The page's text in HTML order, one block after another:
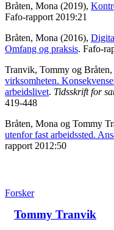
Bråten, Mona (2019),
Fafo-rapport 2019:21
Bråten, Mona (2016),
Omfang og praksis. Fafo-
Tranvik, Tommy og
virksomheten.
arbeidslivet. Tidsskrift for
419-448
Bråten, Mona og Tommy
utenfor fast arbeidssted.
rapport 2012:50
Forsker
Tommy Tranvik